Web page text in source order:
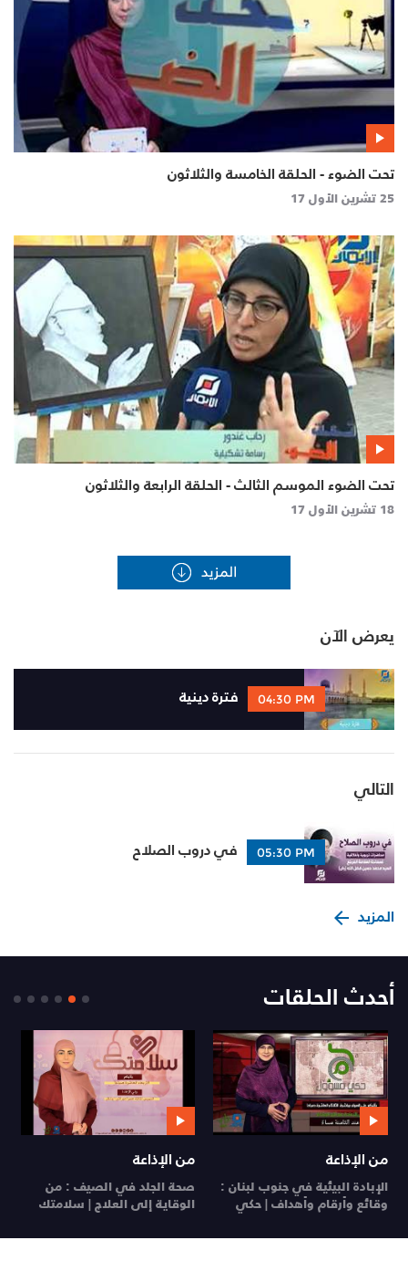
تحت الضوء - الحلقة الخامسة والثلاثون
25 تشرين الأول 17
تحت الضوء الموسم الثالث - الحلقة الرابعة والثلاثون
18 تشرين الأول 17
يعرض الآن
04:30 PM فترة دينية
التالي
05:30 PM في دروب الصلاح
المزيد
أحدث الحلقات
من الإذاعة
الإبادة البيئية في جنوب لبنان :
وقائع وأرقام وأهداف | حكي
مسؤول
من الإذاعة
صحة الجلد في الصيف : من
الوقاية إلى العلاج | سلامتك